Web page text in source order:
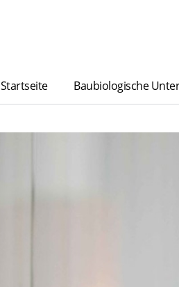
Startseite Baubiologische